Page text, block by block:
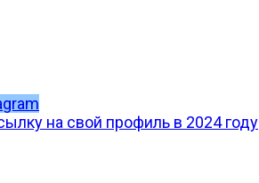
на свой профиль в 2024 году